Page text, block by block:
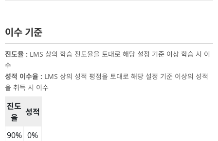
이수 기준
진도율 : LMS 상의 학습 진도율을 토대로 해당 설정 기준 이상 학습 시 이
수
성적 이수율 : LMS 상의 성적 평점을 토대로 해당 설정 기준 이상의 성적
을 취득 시 이수
이수 기준 표
진도
율
성적
90% 0%